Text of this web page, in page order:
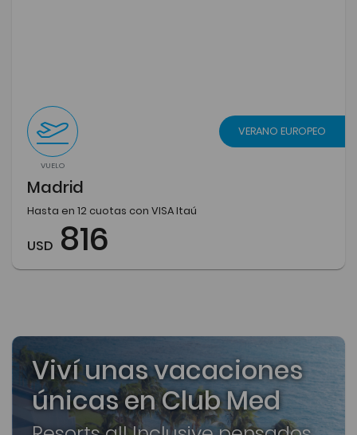
VUELO
VERANO EUROPEO
Madrid
Hasta en 12 cuotas con VISA Itaú
USD 816
Viví unas vacaciones
únicas en Club Med